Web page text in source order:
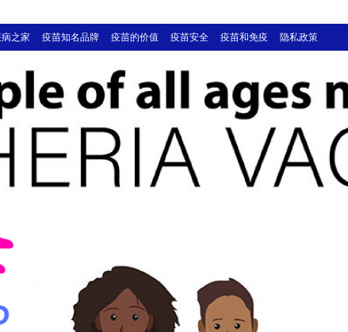
之家 疫苗知名品牌 疫苗的价值 疫苗安全 疫苗和免疫 隐私政策